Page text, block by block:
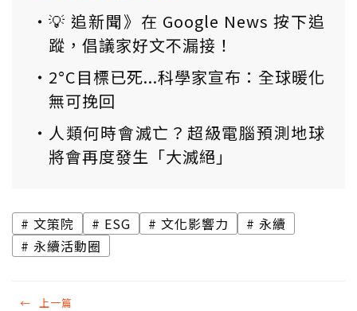
💡 追新聞》在 Google News 按下追
蹤，倡議家好文不漏接！
2°C目標已死...科學家宣布：全球暖化
無可挽回
人類何時會滅亡？超級電腦預測地球
將會再度發生「大滅絕」
文策院 ESG 文化影響力
永續
永續活動圈
← 上一篇